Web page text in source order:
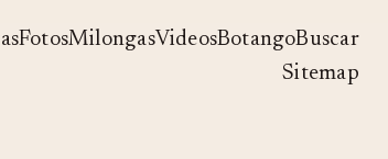
FotosMilongasVideosBotangoBuscar
Sitemap